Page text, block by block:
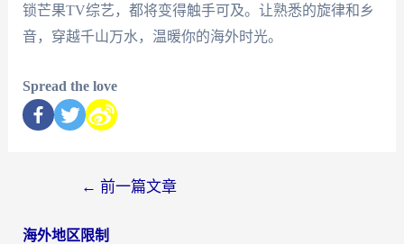
锁芒果TV综艺，都将变得触手可及。让熟悉的旋律和乡
音，穿越千山万水，温暖你的海外时光。
Spread the love
← 前一篇文章
海外地区限制